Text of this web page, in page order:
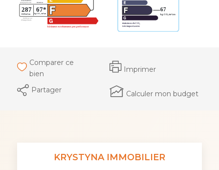
Comparer ce
bien
Imprimer
Partager Calculer mon budget
KRYSTYNA IMMOBILIER